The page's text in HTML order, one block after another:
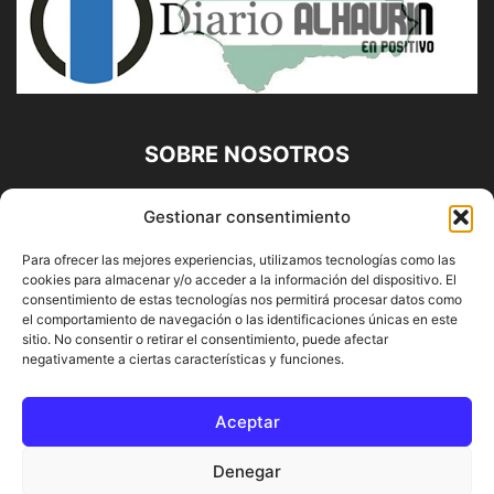
Gestionar consentimiento
Para ofrecer las mejores experiencias, utilizamos tecnologías como las
cookies para almacenar y/o acceder a la información del dispositivo. El
consentimiento de estas tecnologías nos permitirá procesar datos como
el comportamiento de navegación o las identificaciones únicas en este
sitio. No consentir o retirar el consentimiento, puede afectar
negativamente a ciertas características y funciones.
Aceptar
Denegar
SOBRE NOSOTROS
Diario Alhaurín (www.alhaurindelatorre.com) Propiedad de
Francisco E. López López | 639 95 71 95 | Noticias de
Alhaurín de la Torre, Málaga y Provincia|
Contáctanos:info@alhaurindelatorre.com
SÍGUENOS